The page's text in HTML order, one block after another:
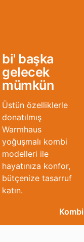
bi' başka
gelecek
mümkün
Üstün özelliklerle
donatılmış
Warmhaus
yoğuşmalı kombi
modelleri ile
hayatınıza konfor,
bütçenize tasarruf
katın.
Kombi